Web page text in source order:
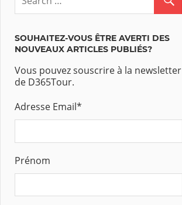
SOUHAITEZ-VOUS ÊTRE AVERTI DES
NOUVEAUX ARTICLES PUBLIÉS?
Vous pouvez souscrire à la newsletter
de D365Tour.
Adresse Email*
Prénom